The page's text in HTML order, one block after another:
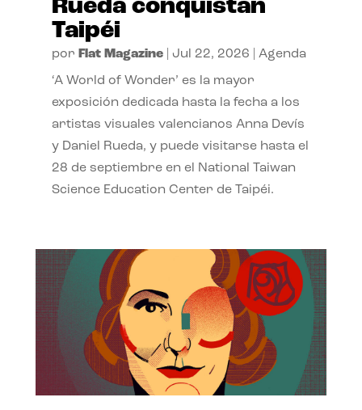
Rueda conquistan
Taipéi
por Flat Magazine| Jul 22, 2026 Agenda
‘A World of Wonder’ es la mayor
exposición dedicada hasta la fecha a los
artistas visuales valencianos Anna Devís
y Daniel Rueda, y puede visitarse hasta el
28 de septiembre en el National Taiwan
Science Education Center de Taipéi.